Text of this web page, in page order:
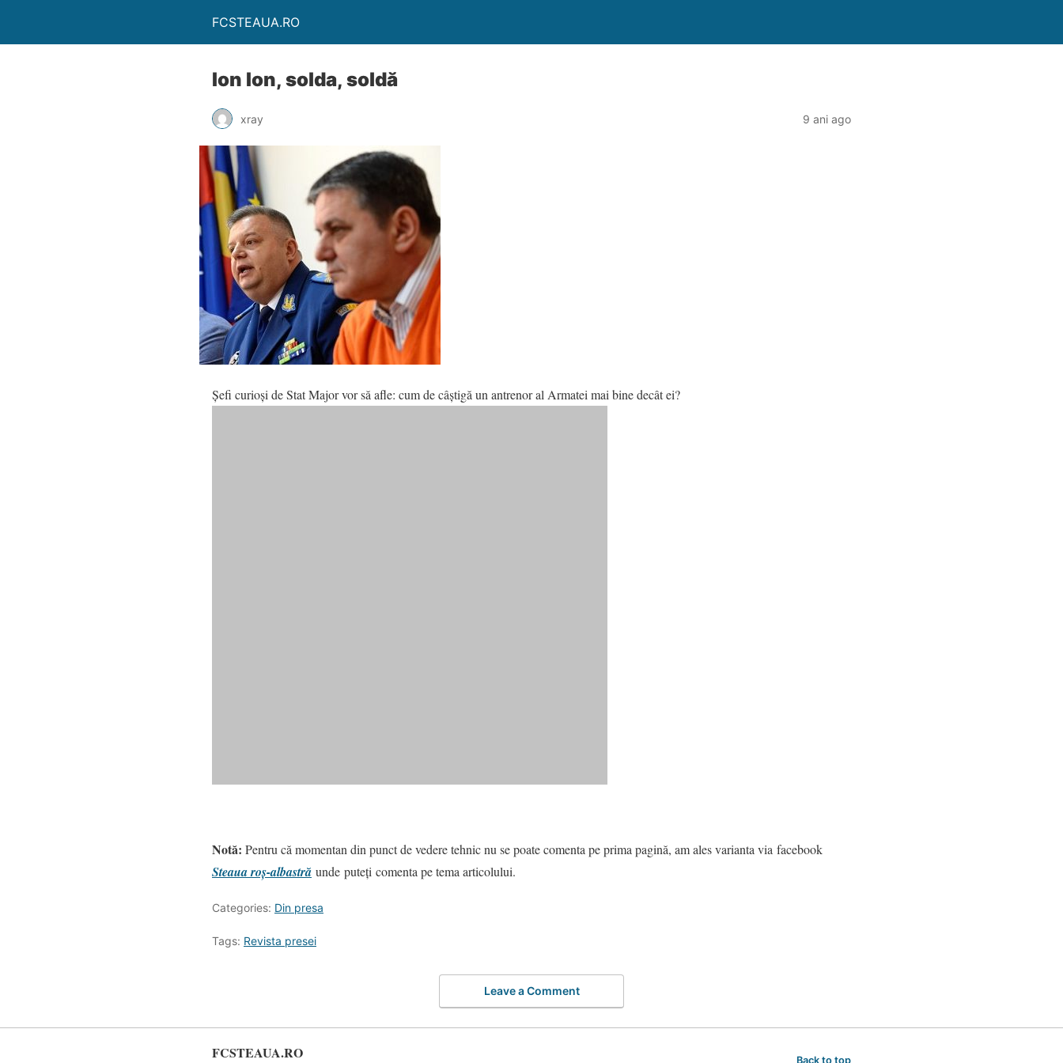
FCSTEAUA.RO
Ion Ion, solda, soldă
xray 9 ani ago
Şefi curioşi de Stat Major vor să afle: cum de câştigă un antrenor al Armatei mai bine decât ei?
Notă: Pentru că momentan din punct de vedere tehnic nu se poate comenta pe prima pagină, am ales varianta via facebook
Steaua roș-albastră unde puteți comenta pe tema articolului.
Categories: Din presa
Tags: Revista presei
Leave a Comment
FCSTEAUA.RO Back to top